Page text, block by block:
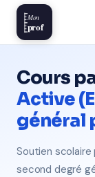
Mon
prof
Cours
Active
général
Soutien scolaire
second degré